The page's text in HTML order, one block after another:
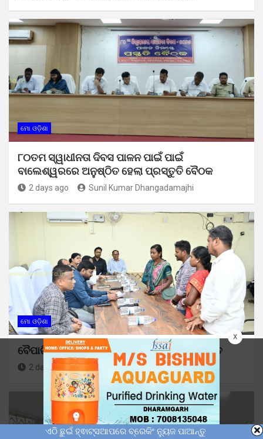
x
ମୋ ଓଡ଼ିଶା
୮୦ତମ ସ୍ୱାଧୀନତା ଦିବସ ପାଳନ ପାଇଁ ପାଇଁ
ବାଲେଶ୍ୱରରେ ଅନୁଷ୍ଠିତ ହେଲା ପ୍ରସ୍ତୁତି ବୈଠକ
2 days ago Sunil Kumar Dhangadamajhi
ମୋ ଓଡ଼ିଶା
ବୈପାରିଗୁଡ଼ାଠାରେ ମିଳିତ ଜନଶୁଣାଣି ଶିବିର ଅନୁଷ୍ଠିତ
2 days ago Sunil Kumar Dhangadamajhi
ଏଠି ଛୁଇଁ ହ୍ଵାଟ୍ସଆପରେ ବ୍ରେକିଂ ନ୍ୟୁଜ ପାଆନ୍ତୁ